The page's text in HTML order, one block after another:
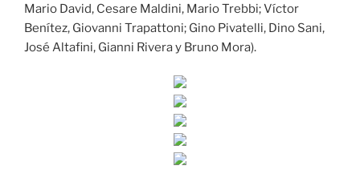
Mario David, Cesare Maldini, Mario Trebbi; Víctor
Benítez, Giovanni Trapattoni; Gino Pivatelli, Dino Sani,
José Altafini, Gianni Rivera y Bruno Mora).